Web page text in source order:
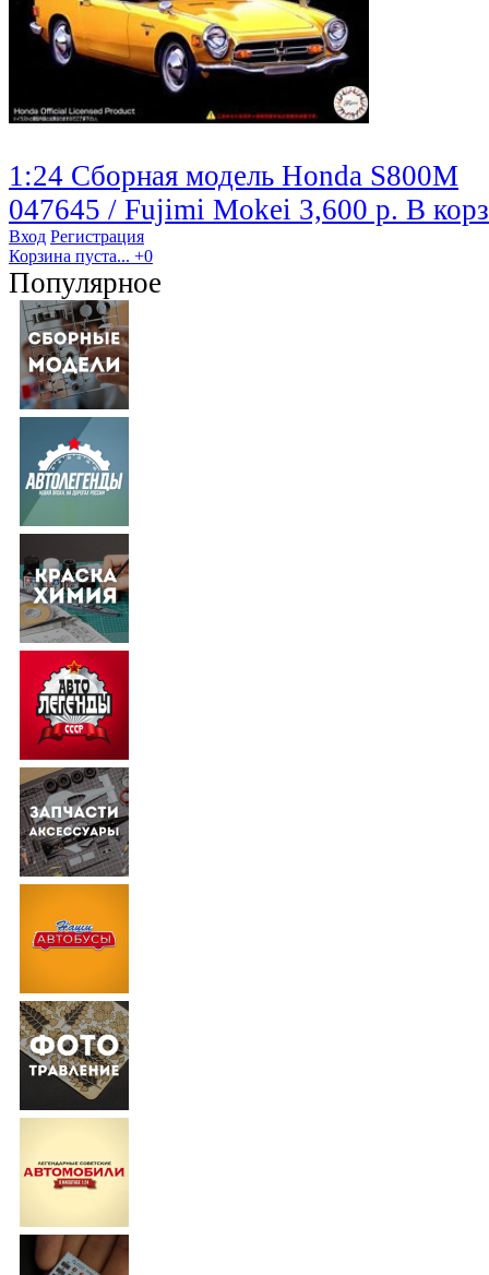
1:24 Сборная модель Honda S800M
047645 / Fujimi Mokei 3,600 р. В
Вход Регистрация
Корзина пуста... +0
Популярное